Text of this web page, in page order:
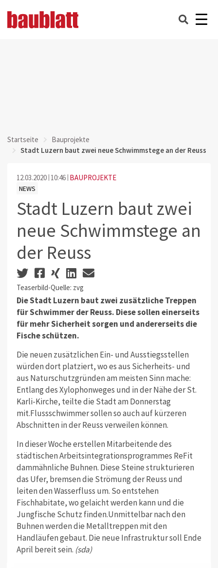
Startseite
Bauprojekte
Stadt Luzern baut zwei neue Schwimmstege an der Reuss
12.03.2020 10:46 BAUPROJEKTE
NEWS
Stadt Luzern baut zwei
neue Schwimmstege an
der Reuss
Teaserbild-Quelle: zvg
Die Stadt Luzern baut zwei zusätzliche Treppen
für Schwimmer der Reuss. Diese sollen einerseits
für mehr Sicherheit sorgen und andererseits die
Fische schützen.
Die neuen zusätzlichen Ein- und Ausstiegsstellen
würden dort platziert, wo es aus Sicherheits- und
aus Naturschutzgründen am meisten Sinn mache:
Entlang des Xylophonweges und in der Nähe der St.
Karli-Kirche, teilte die Stadt am Donnerstag
mit.Flussschwimmer sollen so auch auf kürzeren
Abschnitten in der Reuss verweilen können.
In dieser Woche erstellen Mitarbeitende des
städtischen Arbeitsintegrationsprogrammes ReFit
dammähnliche Buhnen. Diese Steine strukturieren
das Ufer, bremsen die Strömung der Reuss und
leiten den Wasserfluss um. So entstehen
Fischhabitate, wo gelaicht werden kann und die
Jungfische Schutz finden.Unmittelbar nach den
Buhnen werden die Metalltreppen mit den
Handläufen gebaut. Die neue Infrastruktur soll Ende
April bereit sein. (sda)